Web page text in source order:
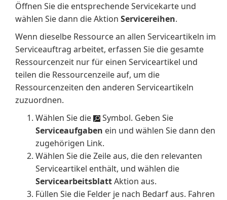
Öffnen Sie die entsprechende Servicekarte und
wählen Sie dann die Aktion Servicereihen.
Wenn dieselbe Ressource an allen Serviceartikeln im
Serviceauftrag arbeitet, erfassen Sie die gesamte
Ressourcenzeit nur für einen Serviceartikel und
teilen die Ressourcenzeile auf, um die
Ressourcenzeiten den anderen Serviceartikeln
zuzuordnen.
Wählen Sie die
Symbol. Geben Sie
Serviceaufgaben ein und wählen Sie dann den
zugehörigen Link.
Wählen Sie die Zeile aus, die den relevanten
Serviceartikel enthält, und wählen die
ServicearbeitsblattAktion aus.
Füllen Sie die Felder je nach Bedarf aus. Fahren